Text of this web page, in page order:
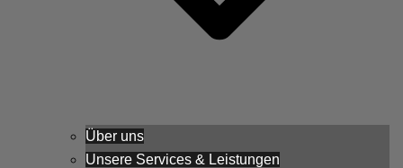
Über uns
Unsere Services & Leistungen